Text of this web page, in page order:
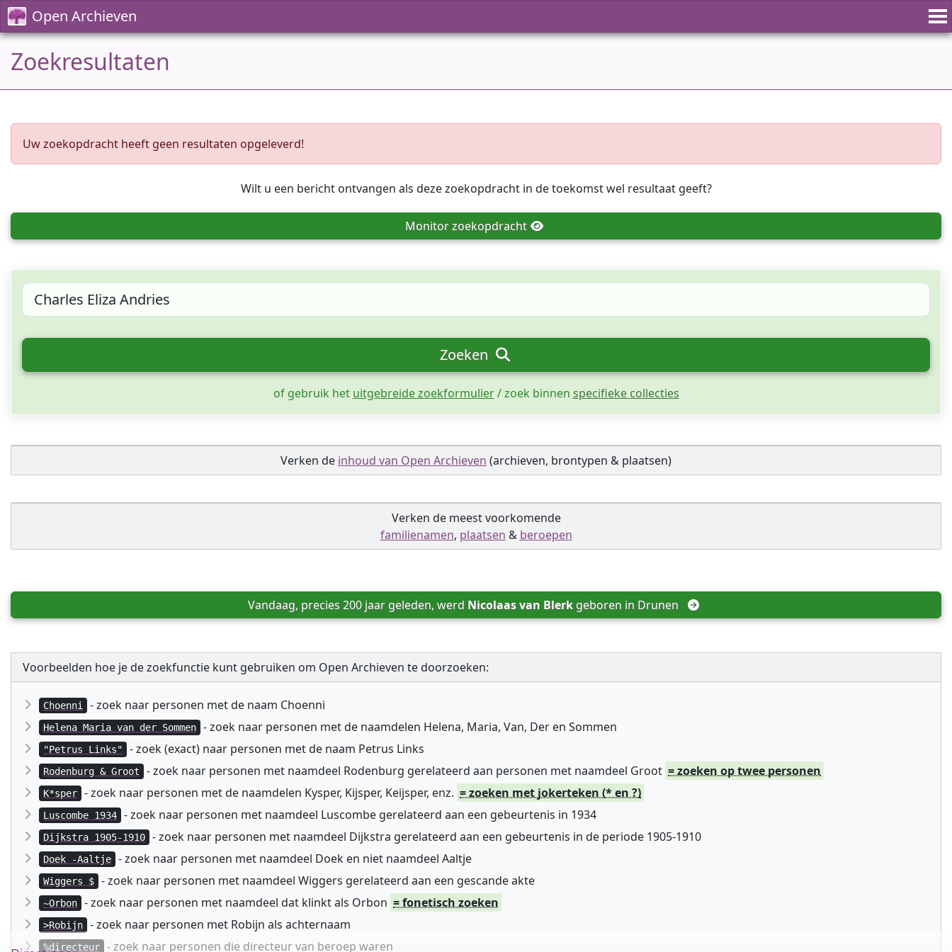
Open Archieven
Zoekresultaten
Uw zoekopdracht heeft geen resultaten opgeleverd!
Wilt u een bericht ontvangen als deze zoekopdracht in de toekomst wel resultaat geeft?
Monitorzoekopdracht
Zoeken
of gebruik het uitgebreide zoekformulier/ zoek binnen specifieke collecties
Verken de inhoud van Open Archieven (archieven, brontypen & plaatsen)
Verken de meest voorkomende
familienamen, plaatsen & beroepen
Vandaag, precies 200 jaar geleden, werd Nicolaas van Blerk geboren in Drunen
Voorbeelden hoe je de zoekfunctie kunt gebruiken om Open Archieven te doorzoeken:
Choenni - zoek naar personen met de naam Choenni
Helena Maria van der Sommen - zoek naar personen met de naamdelen Helena, Maria, Van, Der en Sommen
"Petrus Links" - zoek (exact) naar personen met de naam Petrus Links
Rodenburg & Groot - zoek naar personen met naamdeel Rodenburg gerelateerd aan personen met naamdeel Groot = zoeken op twee personen
K*sper - zoek naar personen met de naamdelen Kysper, Kijsper, Keijsper, enz. = zoeken met jokerteken (* en ?)
Luscombe 1934 - zoek naar personen met naamdeel Luscombe gerelateerd aan een gebeurtenis in 1934
Dijkstra 1905-1910 - zoek naar personen met naamdeel Dijkstra gerelateerd aan een gebeurtenis in de periode 1905-1910
Doek -Aaltje - zoek naar personen met naamdeel Doek en niet naamdeel Aaltje
Wiggers $ - zoek naar personen met naamdeel Wiggers gerelateerd aan een gescande akte
~Orbon - zoek naar personen met naamdeel dat klinkt als Orbon = fonetisch zoeken
>Robijn - zoek naar personen met Robijn als achternaam
%directeur - zoek naar personen die directeur van beroep waren